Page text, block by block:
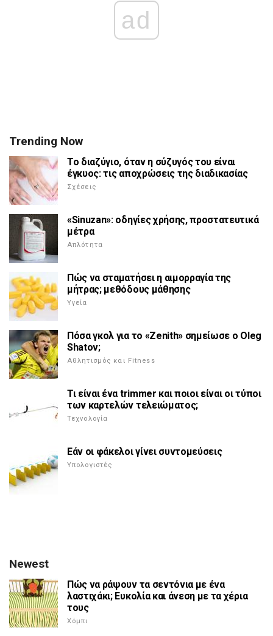
ad
Trending Now
Το διαζύγιο, όταν η σύζυγός του είναι
έγκυος: τις αποχρώσεις της διαδικασίας
Σχέσεις
«Sinuzan»: οδηγίες χρήσης, προστατευτικά
μέτρα
Απλότητα
Πώς να σταματήσει η αιμορραγία της
μήτρας; μεθόδους μάθησης
Υγεία
Πόσα γκολ για το «Zenith» σημείωσε ο Oleg
Shatov;
Αθλητισμός και Fitness
Τι είναι ένα trimmer και ποιοι είναι οι τύποι
των καρτελών τελειώματος;
Τεχνολογία
Εάν οι φάκελοι γίνει συντομεύσεις
Υπολογιστές
Newest
Πώς να ράψουν τα σεντόνια με ένα
λαστιχάκι; Ευκολία και άνεση με τα χέρια
τους
Χόμπι